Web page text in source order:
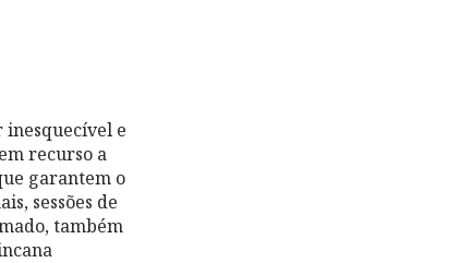
e
recurso a
garantem o
sessões de
também